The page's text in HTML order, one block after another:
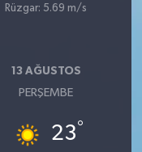
Rüzgar: 5.69 m/s
13 AĞUSTOS
PERŞEMBE
23°